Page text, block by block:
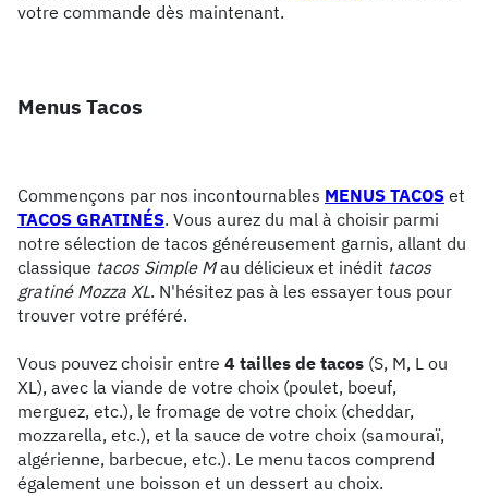
votre commande dès maintenant.
Menus Tacos
Commençons par nos incontournables MENUS TACOS et
TACOS GRATINÉS. Vous aurez du mal à choisir parmi
notre sélection de tacos généreusement garnis, allant du
classique tacos Simple Mau délicieux et inédit tacos
gratiné Mozza XL. N'hésitez pas à les essayer tous pour
trouver votre préféré.
Vous pouvez choisir entre 4 tailles de tacos (S, M, L ou
XL), avec la viande de votre choix (poulet, boeuf,
merguez, etc.), le fromage de votre choix (cheddar,
mozzarella, etc.), et la sauce de votre choix (samouraï,
algérienne, barbecue, etc.). Le menu tacos comprend
également une boisson et un dessert au choix.